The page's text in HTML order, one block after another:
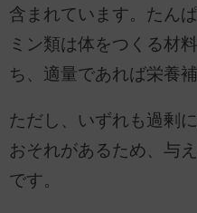
含まれています。たん
ミン類は体をつくる材
ち、適量であれば栄養
ただし、いずれも過剰
おそれがあるため、与
です。